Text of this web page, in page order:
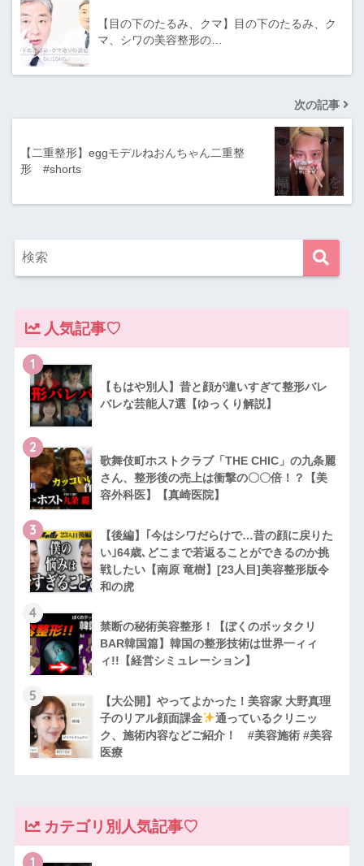
【目の下のたるみ、クマ】目の下のたるみ、ク
マ、シワの美容整形の…
次の記事
【二重整形】eggモデルねおんちゃん二重整
形 #shorts
人気記事♡
1
【もはや別人】昔と顔が違いすぎて整形バレ
バレな芸能人7選【ゆっくり解説】
2
歌舞伎町ホストクラブ「THE CHIC」の九条麗
さん、整形後の売上は衝撃の〇〇倍！？【美
容外科医】【真崎医院】
3
【後編】｢今はシワだらけで…昔の顔に戻りた
い｣64歳､どこまで若返ることができるのか挑
戦したい【南原 竜樹】[23人目]美容整形版令
和の虎
4
禁断の秘術美容整形！【ぼくのボッタクリ
BAR韓国篇】韓国の整形技術は世界一ィィ
ィ!!【経営シミュレーション】
5
【大公開】やってよかった！美容家 大野真理
子のリアル顔面課金
通っているクリニッ
ク、施術内容などご紹介！ #美容施術 #美容
医療
カテゴリ別人気記事♡
1